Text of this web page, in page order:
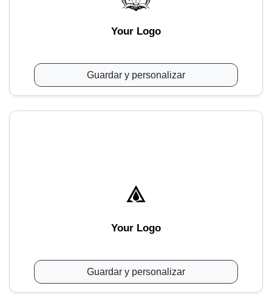
Your Logo
Guardar y personalizar
Your Logo
Guardar y personalizar